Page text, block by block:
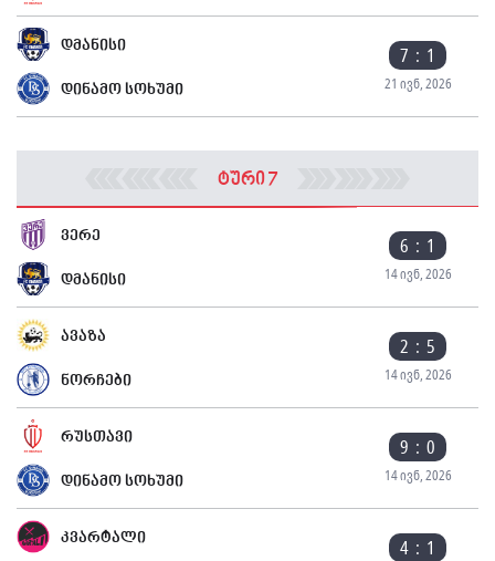
დმანისი 7 : 1
21 ივნ, 2026
დინამო სოხუმი
ტური 7
ვერე 6 : 1
14 ივნ, 2026
დმანისი
ავაზა 2 : 5
14 ივნ, 2026
ნორჩები
რუსთავი 9 : 0
14 ივნ, 2026
დინამო სოხუმი
კვარტალი 4 : 1